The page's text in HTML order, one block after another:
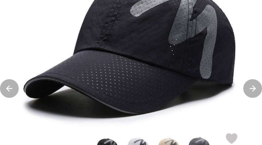
Previous slide